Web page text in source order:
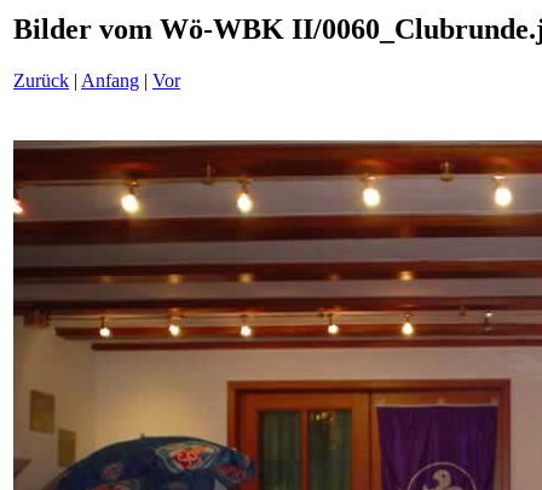
Bilder vom Wö-WBK II/
Zurück | Anfang | Vor